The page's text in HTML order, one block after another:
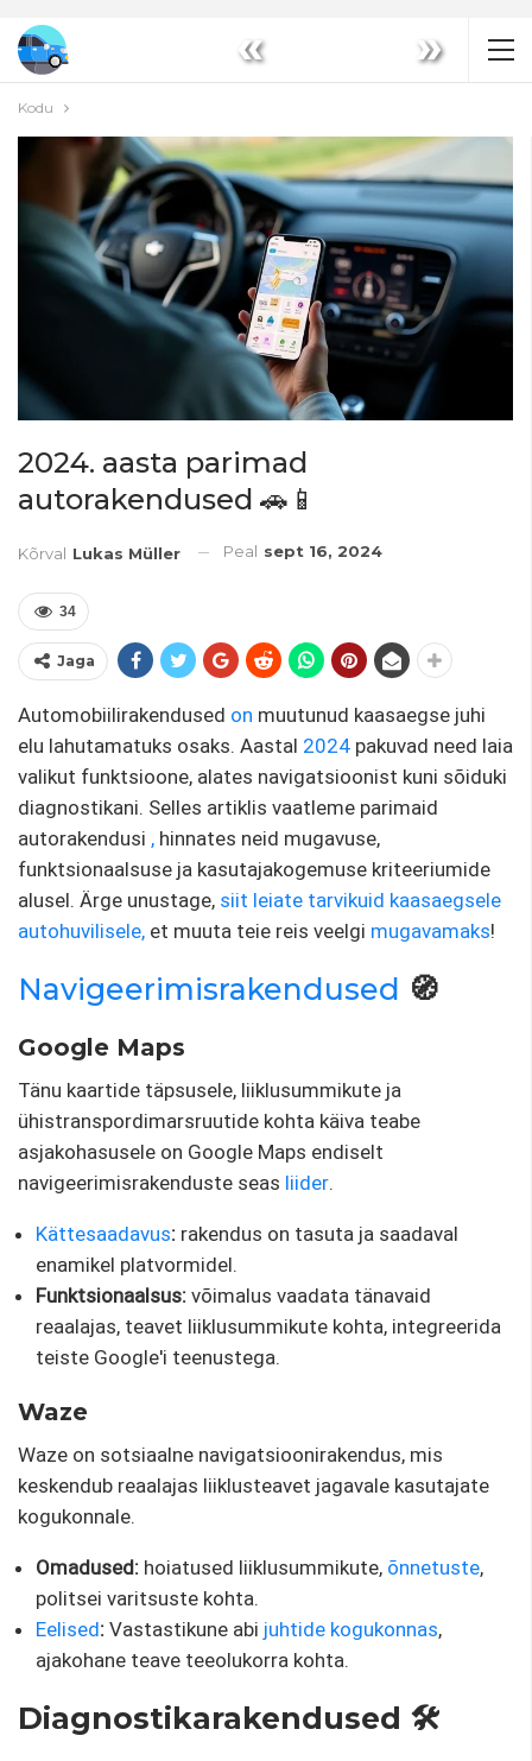
« »
Kodu
2024. aasta parimad
autorakendused 🚗📱
Kõrval Lukas Müller Peal sept 16, 2024
34
Jaga
Automobiilirakendused on muutunud kaasaegse juhi
elu lahutamatuks osaks. Aastal 2024 pakuvad need laia
valikut funktsioone, alates navigatsioonist kuni sõiduki
diagnostikani. Selles artiklis vaatleme parimaid
autorakendusi , hinnates neid mugavuse,
funktsionaalsuse ja kasutajakogemuse kriteeriumide
alusel. Ärge unustage, siit leiate tarvikuid kaasaegsele
autohuvilisele, et muuta teie reis veelgi mugavamaks!
Navigeerimisrakendused 🧭
Google Maps
Tänu kaartide täpsusele, liiklusummikute ja
ühistranspordimarsruutide kohta käiva teabe
asjakohasusele on Google Maps endiselt
navigeerimisrakenduste seas liider.
Kättesaadavus: rakendus on tasuta ja saadaval
enamikel platvormidel.
Funktsionaalsus: võimalus vaadata tänavaid
reaalajas, teavet liiklusummikute kohta, integreerida
teiste Google'i teenustega.
Waze
Waze on sotsiaalne navigatsioonirakendus, mis
keskendub reaalajas liiklusteavet jagavale kasutajate
kogukonnale.
Omadused: hoiatused liiklusummikute, õnnetuste,
politsei varitsuste kohta.
Eelised: Vastastikune abi juhtide kogukonnas,
ajakohane teave teeolukorra kohta.
Diagnostikarakendused 🛠️